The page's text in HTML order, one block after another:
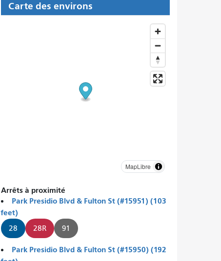
Carte des environs
MapLibre
Arrêts à proximité
Park Presidio Blvd & Fulton St (#15951) (103
feet)
28 28R 91
Park Presidio Blvd & Fulton St (#15950) (192